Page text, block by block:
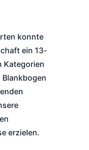
konnte
ein 13-
Kategorien
erzielen.